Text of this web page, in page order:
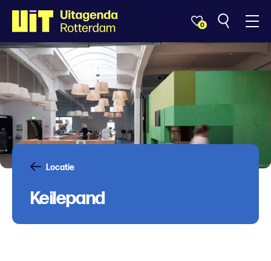
0
Locatie
Keilepand